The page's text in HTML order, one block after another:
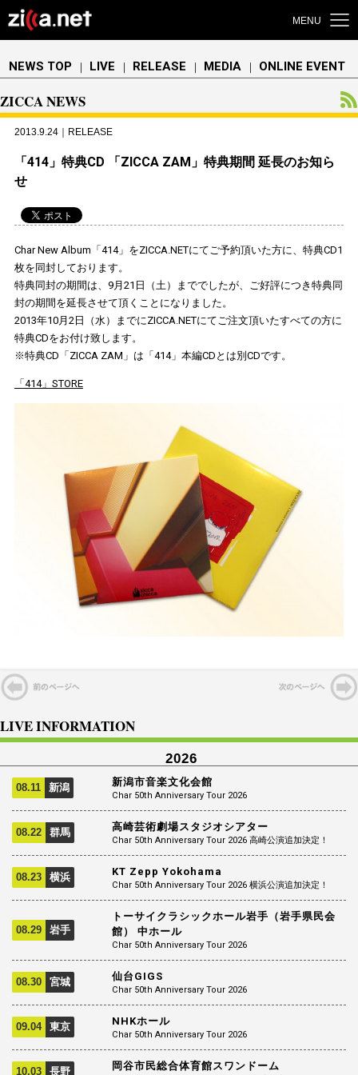
MENU
NEWS TOP ｜ LIVE ｜ RELEASE ｜ MEDIA ｜ ONLINE EVENT
ZICCA NEWS
2013.9.24｜RELEASE
「414」特典CD 「ZICCA ZAM」特典期間 延長のお知ら
せ
Char New Album「414」をZICCA.NETにてご予約頂いた方に、特典CD1
枚を同封しております。
特典同封の期間は、9月21日（土）まででしたが、ご好評につき特典同
封の期間を延長させて頂くことになりました。
2013年10月2日（水）までにZICCA.NETにてご注文頂いたすべての方に
特典CDをお付け致します。
※特典CD「ZICCA ZAM」は「414」本編CDとは別CDです。
「414」STORE
LIVE INFORMATION
2026
08.11 新潟 新潟市音楽文化会館
Char 50th Anniversary Tour 2026
08.22 群馬 高崎芸術劇場スタジオシアター
Char 50th Anniversary Tour 2026 高崎公演追加決定！
08.23 横浜 KT Zepp Yokohama
Char 50th Anniversary Tour 2026 横浜公演追加決定！
08.29 岩手
トーサイクラシックホール岩手（岩手県民会
館） 中ホール
Char 50th Anniversary Tour 2026
08.30 宮城 仙台GIGS
Char 50th Anniversary Tour 2026
09.04 東京 NHKホール
Char 50th Anniversary Tour 2026
10.03 長野 岡谷市民総合体育館スワンドーム